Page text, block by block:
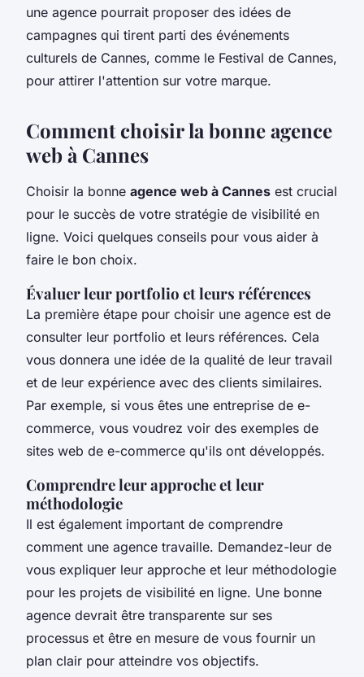
une agence pourrait proposer des idées de
campagnes qui tirent parti des événements
culturels de Cannes, comme le Festival de Cannes,
pour attirer l'attention sur votre marque.
Comment choisir la bonne agence
web à Cannes
Choisir la bonne agence web à Cannes est crucial
pour le succès de votre stratégie de visibilité en
ligne. Voici quelques conseils pour vous aider à
faire le bon choix.
Évaluer leur portfolio et leurs références
La première étape pour choisir une agence est de
consulter leur portfolio et leurs références. Cela
vous donnera une idée de la qualité de leur travail
et de leur expérience avec des clients similaires.
Par exemple, si vous êtes une entreprise de e-
commerce, vous voudrez voir des exemples de
sites web de e-commerce qu'ils ont développés.
Comprendre leur approche et leur
méthodologie
Il est également important de comprendre
comment une agence travaille. Demandez-leur de
vous expliquer leur approche et leur méthodologie
pour les projets de visibilité en ligne. Une bonne
agence devrait être transparente sur ses
processus et être en mesure de vous fournir un
plan clair pour atteindre vos objectifs.